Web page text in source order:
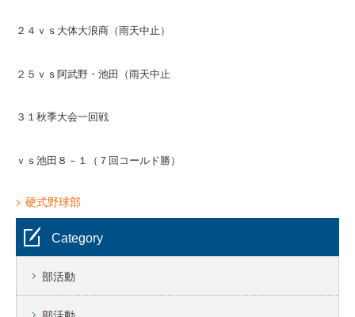
２４ｖｓ大体大浪商（雨天中止）
２５ｖｓ阿武野・池田（雨天中止
３１秋季大会一回戦
ｖｓ池田８－１（７回コールド勝）
硬式野球部
Category
部活動